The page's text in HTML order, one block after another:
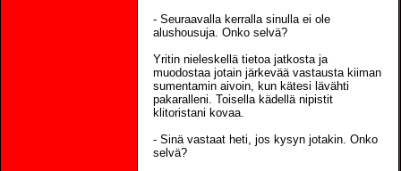
- Seuraavalla kerralla sinulla ei ole
alushousuja. Onko selvä?
Yritin nieleskellä tietoa jatkosta ja
muodostaa jotain järkevää vastausta kiiman
sumentamin aivoin, kun kätesi lävähti
pakaralleni. Toisella kädellä nipistit
klitoristani kovaa.
- Sinä vastaat heti, jos kysyn jotakin. Onko
selvä?